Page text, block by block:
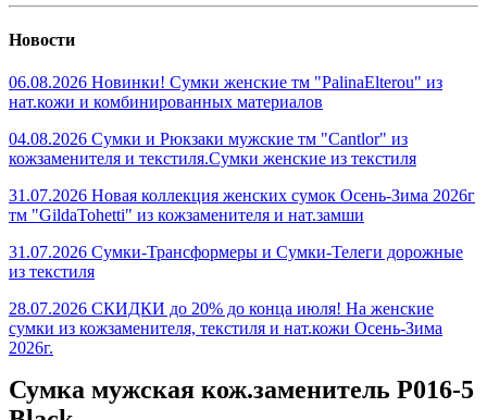
Новости
06.08.2026 Новинки! Сумки женские тм "PalinaElterou" из
нат.кожи и комбинированных материалов
04.08.2026 Сумки и Рюкзаки мужские тм "Cantlor" из
кожзаменителя и текстиля.Сумки женские из текстиля
31.07.2026 Новая коллекция женских сумок Осень-Зима 2026г
тм "GildaTohetti" из кожзаменителя и нат.замши
31.07.2026 Сумки-Трансформеры и Сумки-Телеги дорожные
из текстиля
28.07.2026 СКИДКИ до 20% до конца июля! На женские
сумки из кожзаменителя, текстиля и нат.кожи Осень-Зима
2026г.
Сумка мужская кож.заменитель P016-5